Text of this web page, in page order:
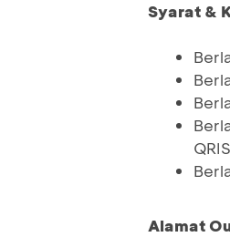
Syarat &
Alamat